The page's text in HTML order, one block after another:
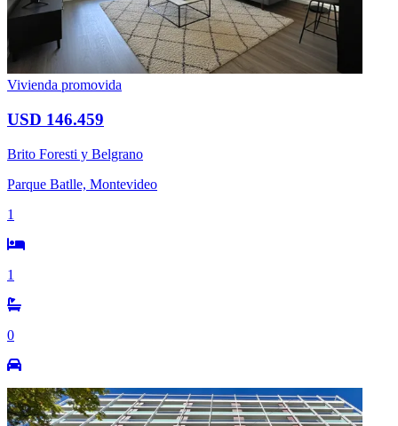
Vivienda promovida
USD 146.459
Brito Foresti y Belgrano
Parque Batlle, Montevideo
1
1
0